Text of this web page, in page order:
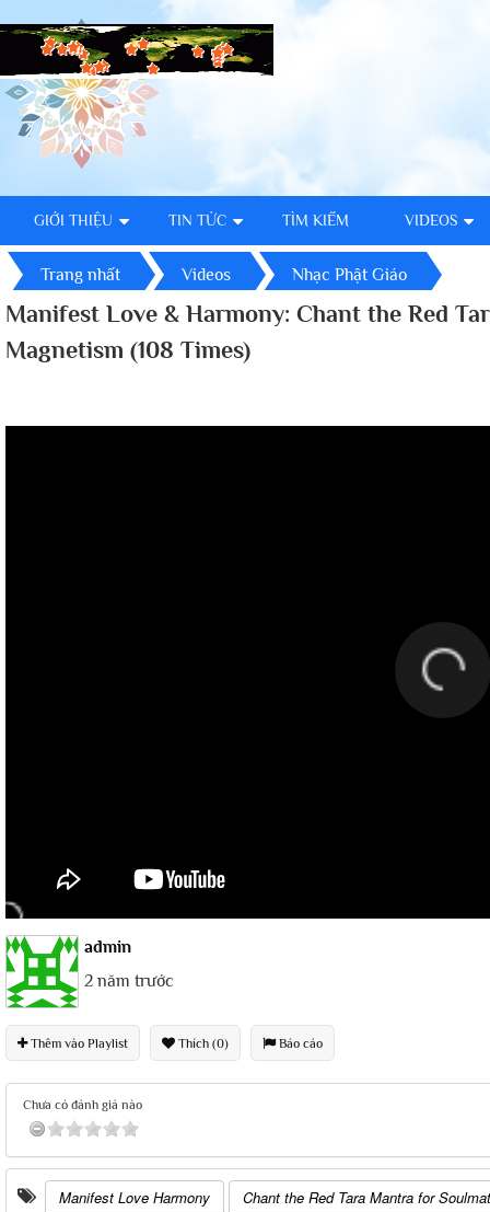
GIỚI THIỆU TIN TỨC TÌM KIẾM VIDEOS
Trang nhất Videos Nhạc Phật Giáo
Manifest Love & Harmony: Chant the Red
Magnetism (108 Times)
admin
2 năm trước
Thêm vào Playlist Thích (0) Báo cáo
Chưa có đánh giá nào
Manifest Love Harmony Chant the Red Tara Mantra for